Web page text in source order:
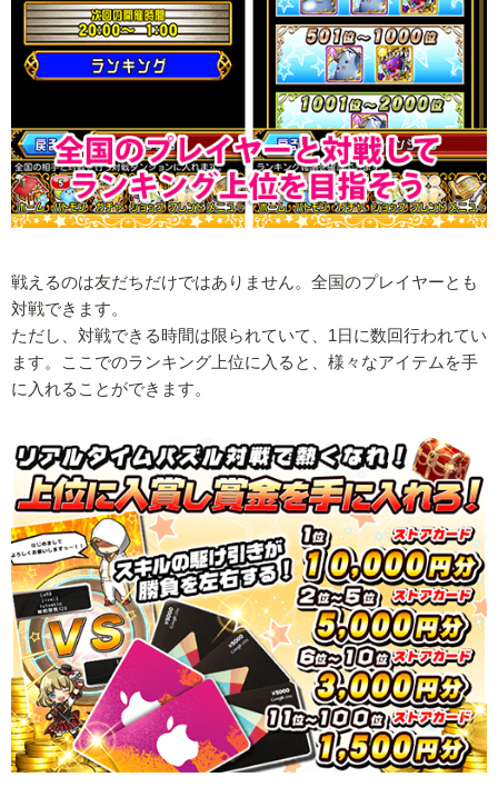
戦えるのは友だちだけではありません。全国のプレイヤーとも
対戦できます。
ただし、対戦できる時間は限られていて、1日に数回行われてい
ます。ここでのランキング上位に入ると、様々なアイテムを手
に入れることができます。